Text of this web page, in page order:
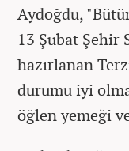
Aydoğdu,
13 Şubat Şehir
hazırlanan
durumu iyi
öğlen yemeği